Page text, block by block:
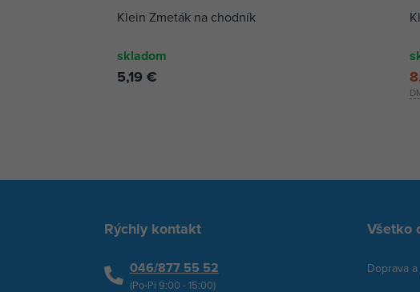
Klein Zmeták na chodník
skladom
5,19 €
Rýchly kontakt
046/877 55 52
(Po-Pi 9:00 - 15:00)
Všetko
Doprava